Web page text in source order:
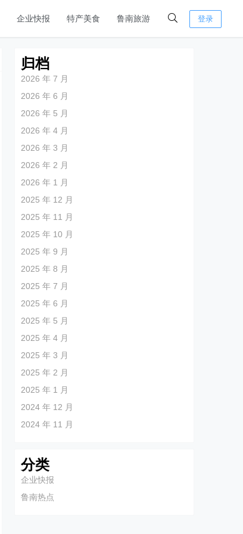
企业快报 特产美食 鲁南旅游 登录
归档
2026 年 7 月
2026 年 6 月
2026 年 5 月
2026 年 4 月
2026 年 3 月
2026 年 2 月
2026 年 1 月
2025 年 12 月
2025 年 11 月
2025 年 10 月
2025 年 9 月
2025 年 8 月
2025 年 7 月
2025 年 6 月
2025 年 5 月
2025 年 4 月
2025 年 3 月
2025 年 2 月
2025 年 1 月
2024 年 12 月
2024 年 11 月
分类
企业快报
鲁南热点